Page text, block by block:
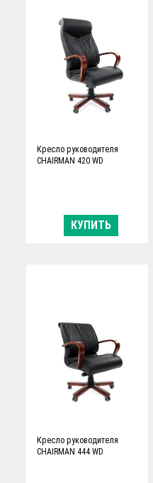
Кресло руководителя
CHAIRMAN 420 WD
КУПИТЬ
Кресло руководителя
CHAIRMAN 444 WD